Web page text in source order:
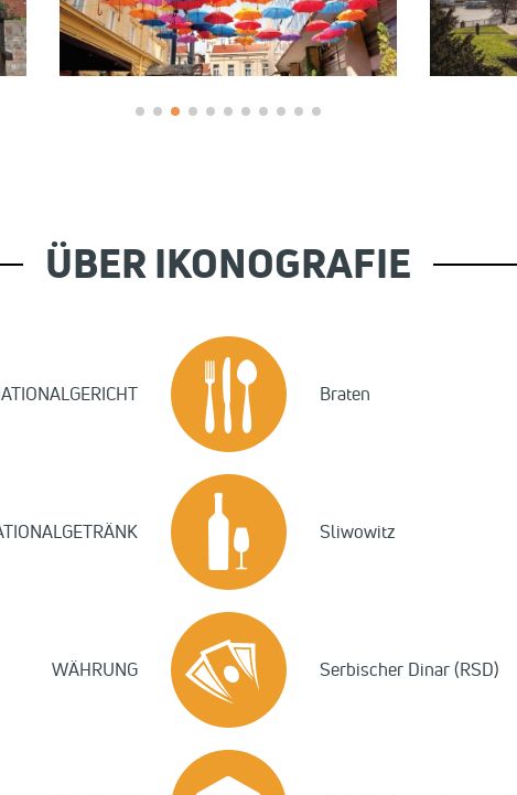
ÜBER IKONOGRAFIE
Braten
Sliwowitz
WÄHRUNG Serbischer Dinar (RSD)